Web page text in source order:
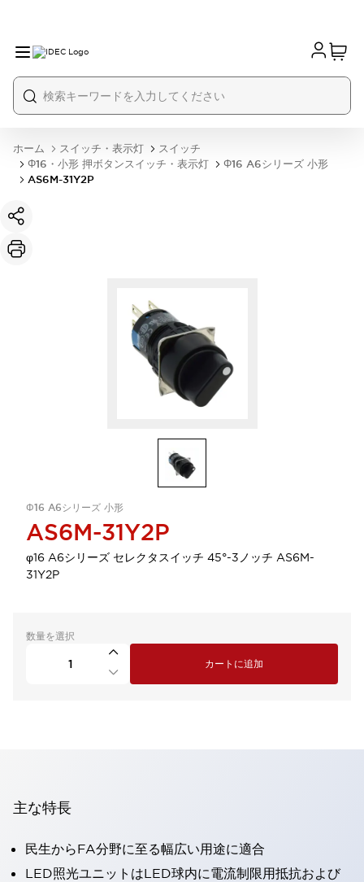
ホーム スイッチ・表示灯
スイッチ
Φ16・小形 押ボタンスイッチ・表示灯
Φ16 A6シリーズ 小形
AS6M-31Y2P
Φ16 A6シリーズ 小形
AS6M-31Y2P
φ16 A6シリーズ セレクタスイッチ 45°-3ノッチ AS6M-
31Y2P
数量を選択
カートに追加
主な特長
民生からFA分野に至る幅広い用途に適合
LED照光ユニットはLED球内に電流制限用抵抗および